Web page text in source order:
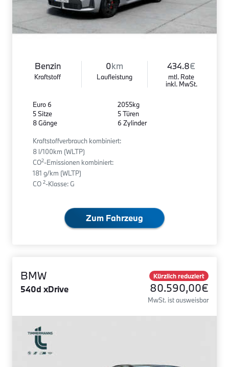
Benzin
Kraftstoff
0km
Laufleistung
434.8€
mtl. Rate
inkl. MwSt.
Euro 6
5 Sitze
8 Gänge
2055kg
5 Türen
6 Zylinder
Kraftstoffverbrauch kombiniert:
8 l/100km (WLTP)
CO2-Emissionen kombiniert:
181 g/km (WLTP)
CO 2-Klasse: G
Zum Fahrzeug
BMW
540d xDrive
Kürzlich reduziert
80.590,00€
MwSt. ist ausweisbar